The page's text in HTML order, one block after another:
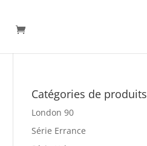
Catégories de produits
London 90
Série Errance